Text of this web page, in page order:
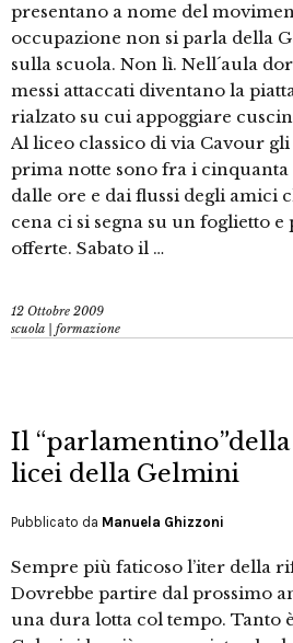
presentano a nome del
occupazione non si parla della
sulla scuola. Non lì. Nell´aula
messi attaccati diventano la
rialzato su cui appoggiare
Al liceo classico di via Cavour
prima notte sono fra i cinquanta
dalle ore e dai flussi degli amici
cena ci si segna su un foglietto
offerte. Sabato il …
12 Ottobre 2009
scuola | formazione
Il
licei della Gelmini
Pubblicato da Manuela Ghizzoni
Sempre più faticoso l’iter della
Dovrebbe partire dal prossimo
una dura lotta col tempo. Tanto